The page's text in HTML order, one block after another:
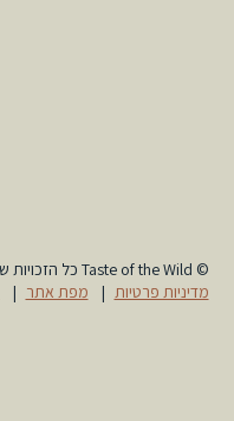
© Taste of the Wild כל הזכויות שמורות
מדיניות פרטיות | מפת אתר |